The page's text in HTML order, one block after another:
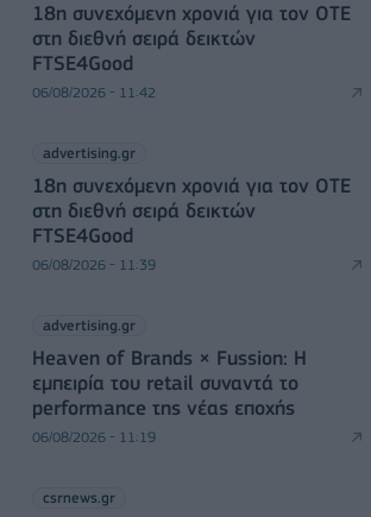
18η συνεχόμενη χρονιά για τον ΟΤΕ
στη διεθνή σειρά δεικτών
FTSE4Good
06/08/2026 - 11:42
advertising.gr
18η συνεχόμενη χρονιά για τον ΟΤΕ
στη διεθνή σειρά δεικτών
FTSE4Good
06/08/2026 - 11:39
advertising.gr
Heaven of Brands × Fussion: Η
εμπειρία του retail συναντά το
performance της νέας εποχής
06/08/2026 - 11:19
csrnews.gr